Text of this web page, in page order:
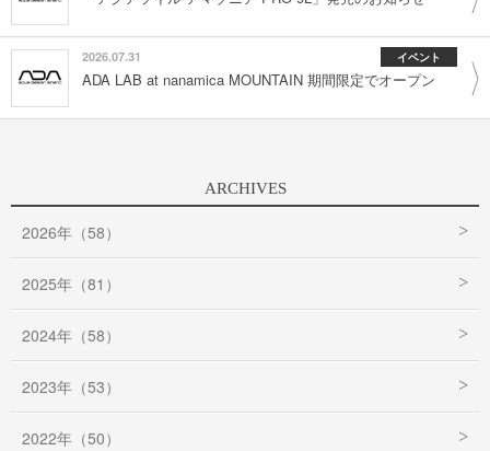
2026.07.31 イベント
ADA LAB at nanamica MOUNTAIN 期間限定でオープン
ARCHIVES
2026年（58）
2025年（81）
2024年（58）
2023年（53）
2022年（50）